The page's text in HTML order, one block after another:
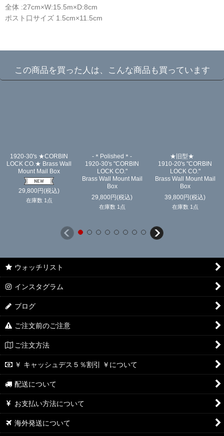
全体 :27cm×W:15.5m×D:8cm
ポスト口サイズ 1.5cm×11.5cm
この商品を買った人は、こんな商品も買っています
1920-30's ★CORBIN
LOCK CO.★ Brass Wall
Mount Mail Box
29,800円(税込)
在庫数 1点
-＊Polished＊-
1920-30's "CORBIN
LOCK CO."
Brass Wall Mount Mail
Box
29,800円(税込)
在庫数 1点
★旧型★
1910-20's "CORBIN
LOCK CO."
Brass Wall Mount Mail
Box
39,800円(税込)
在庫数 1点
ウォッチリスト
インスタグラム
ブログ
ご注文前のご注意
ご注文方法
￥ キャッシュデス５％割引 ￥について
配送について
お支払い方法について
海外発送について